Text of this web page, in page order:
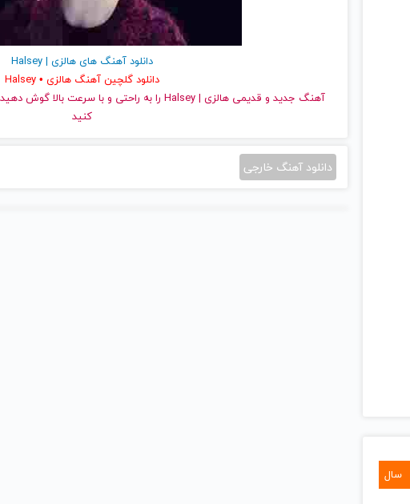
سال
دانلود آهنگ های هالزی | Halsey
دانلود گلچین آهنگ هالزی • Halsey
آهنگ جدید
کنید
دانلود آهنگ خارجی